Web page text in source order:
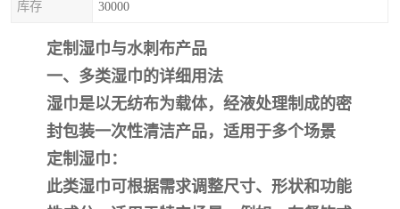
库存 30000
定制湿巾与水刺布产品
一、多类湿巾的详细用法
湿巾是以无纺布为载体，经液处理制成的密
封包装一次性清洁产品，适用于多个场景
定制湿巾‌：
此类湿巾可根据需求调整尺寸、形状和功能